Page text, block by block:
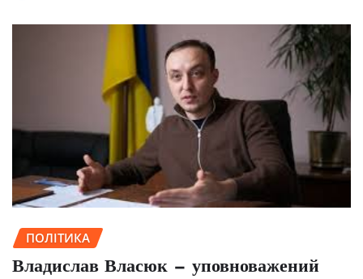
ПОЛІТИКА
Владислав Власюк — уповноважений